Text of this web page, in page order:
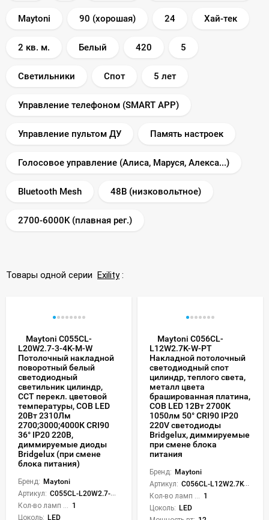
Maytoni 90 (хорошая) 24 Хай-тек
2 кв. м. Белый 420 5
Светильники Спот 5 лет
Управление телефоном (SMART APP)
Управление пультом ДУ Память настроек
Голосовое управление (Алиса, Маруся, Алекса...)
Bluetooth Mesh 48В (низковольтное)
2700-6000K (плавная рег.)
Товары одной серии Exility:
Maytoni C055CL-
L20W2.7-3-4K-M-W
Потолочный накладной
поворотный белый
светодиодный
светильник цилиндр,
CCT перекл. цветовой
температуры, COB LED
20Вт 2310Лм
2700;3000;4000К CRI90
36° IP20 220В,
диммируемые диоды
Bridgelux (при смене
блока питания)
Бренд: Maytoni
Артикул: C055CL-L20W2.7-3-4K-M-W
Кол-во ламп или LED: 1
Цоколь: LED
Maytoni C056CL-
L12W2.7K-W-PT
Накладной потолочный
светодиодный спот
цилиндр, теплого света,
металл цвета
брашированная платина,
COB LED 12Вт 2700К
1050лм 50° CRI90 IP20
220V светодиоды
Bridgelux, диммируемые
при смене блока
питания
Бренд: Maytoni
Артикул: C056CL-L12W2.7K-W-PT
Кол-во ламп или LED: 1
Цоколь: LED